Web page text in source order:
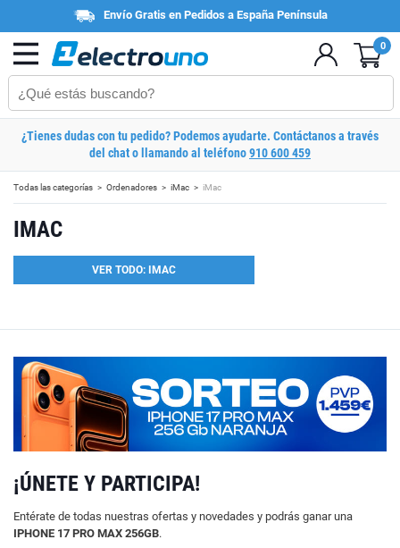
Envío Gratis en Pedidos a España Península
0
¿Tienes dudas con tu pedido? Podemos ayudarte. Contáctanos a través
del chat o llamando al teléfono910 600 459
Todas las categorías Ordenadores iMac iMac
IMAC
VER TODO: IMAC
¡ÚNETE Y PARTICIPA!
Entérate de todas nuestras ofertas y novedades y podrás ganar una
IPHONE 17 PRO MAX 256GB.